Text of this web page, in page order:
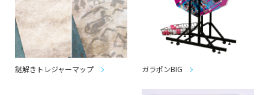
謎解きトレジャーマップ ガラポンBIG